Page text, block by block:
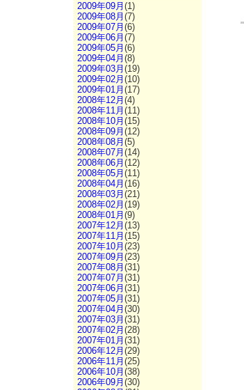
2009年09月 (1)
2009年08月 (7)
2009年07月 (6)
2009年06月 (7)
2009年05月 (6)
2009年04月 (8)
2009年03月 (19)
2009年02月 (10)
2009年01月 (17)
2008年12月 (4)
2008年11月 (11)
2008年10月 (15)
2008年09月 (12)
2008年08月 (5)
2008年07月 (14)
2008年06月 (12)
2008年05月 (11)
2008年04月 (16)
2008年03月 (21)
2008年02月 (19)
2008年01月 (9)
2007年12月 (13)
2007年11月 (15)
2007年10月 (23)
2007年09月 (23)
2007年08月 (31)
2007年07月 (31)
2007年06月 (31)
2007年05月 (31)
2007年04月 (30)
2007年03月 (31)
2007年02月 (28)
2007年01月 (31)
2006年12月 (29)
2006年11月 (25)
2006年10月 (38)
2006年09月 (30)